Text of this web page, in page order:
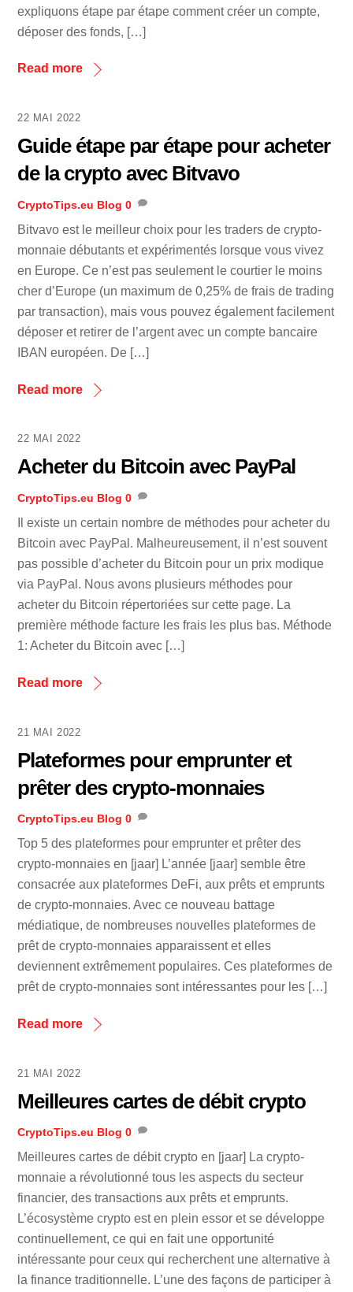
expliquons étape par étape comment créer un compte,
déposer des fonds, […]
Read more
22 MAI 2022
Guide étape par étape pour acheter
de la crypto avec Bitvavo
CryptoTips.eu Blog 0
Bitvavo est le meilleur choix pour les traders de crypto-
monnaie débutants et expérimentés lorsque vous vivez
en Europe. Ce n’est pas seulement le courtier le moins
cher d’Europe (un maximum de 0,25% de frais de trading
par transaction), mais vous pouvez également facilement
déposer et retirer de l’argent avec un compte bancaire
IBAN européen. De […]
Read more
22 MAI 2022
Acheter du Bitcoin avec PayPal
CryptoTips.eu Blog 0
Il existe un certain nombre de méthodes pour acheter du
Bitcoin avec PayPal. Malheureusement, il n’est souvent
pas possible d’acheter du Bitcoin pour un prix modique
via PayPal. Nous avons plusieurs méthodes pour
acheter du Bitcoin répertoriées sur cette page. La
première méthode facture les frais les plus bas. Méthode
1: Acheter du Bitcoin avec […]
Read more
21 MAI 2022
Plateformes pour emprunter et
prêter des crypto-monnaies
CryptoTips.eu Blog 0
Top 5 des plateformes pour emprunter et prêter des
crypto-monnaies en [jaar] L’année [jaar] semble être
consacrée aux plateformes DeFi, aux prêts et emprunts
de crypto-monnaies. Avec ce nouveau battage
médiatique, de nombreuses nouvelles plateformes de
prêt de crypto-monnaies apparaissent et elles
deviennent extrêmement populaires. Ces plateformes de
prêt de crypto-monnaies sont intéressantes pour les […]
Read more
21 MAI 2022
Meilleures cartes de débit crypto
CryptoTips.eu Blog 0
Meilleures cartes de débit crypto en [jaar] La crypto-
monnaie a révolutionné tous les aspects du secteur
financier, des transactions aux prêts et emprunts.
L’écosystème crypto est en plein essor et se développe
continuellement, ce qui en fait une opportunité
intéressante pour ceux qui recherchent une alternative à
la finance traditionnelle. L’une des façons de participer à